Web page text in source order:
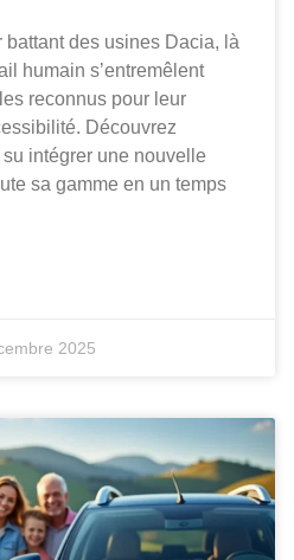
des usines Dacia, là
humain s’entremêlent
reconnus pour leur
Découvrez
intégrer une nouvelle
sa gamme en un temps
2025